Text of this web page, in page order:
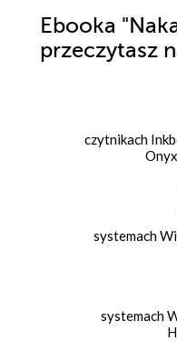
Ebooka
przeczytasz
czytnikach
systemach
systemach